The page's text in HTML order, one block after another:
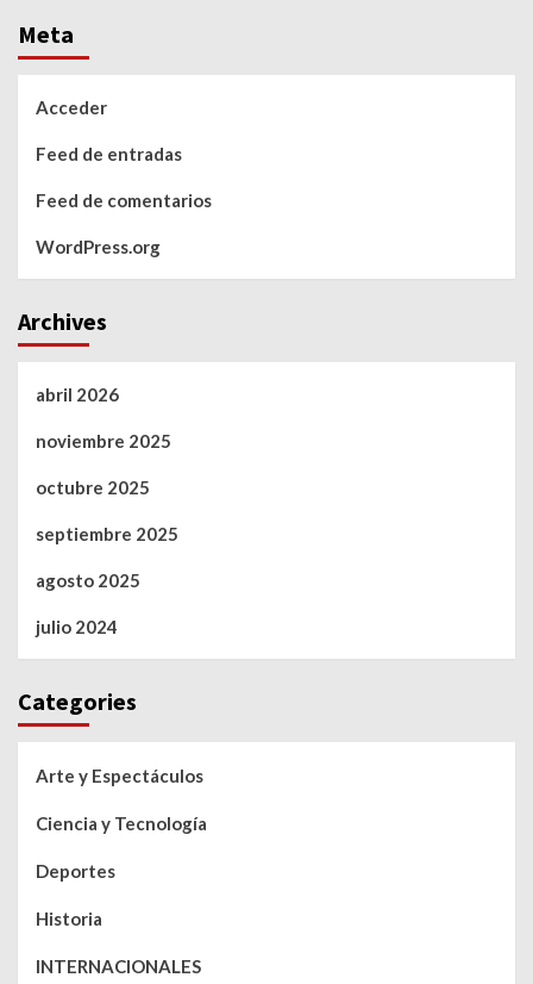
Meta
Acceder
Feed de entradas
Feed de comentarios
WordPress.org
Archives
abril 2026
noviembre 2025
octubre 2025
septiembre 2025
agosto 2025
julio 2024
Categories
Arte y Espectáculos
Ciencia y Tecnología
Deportes
Historia
INTERNACIONALES